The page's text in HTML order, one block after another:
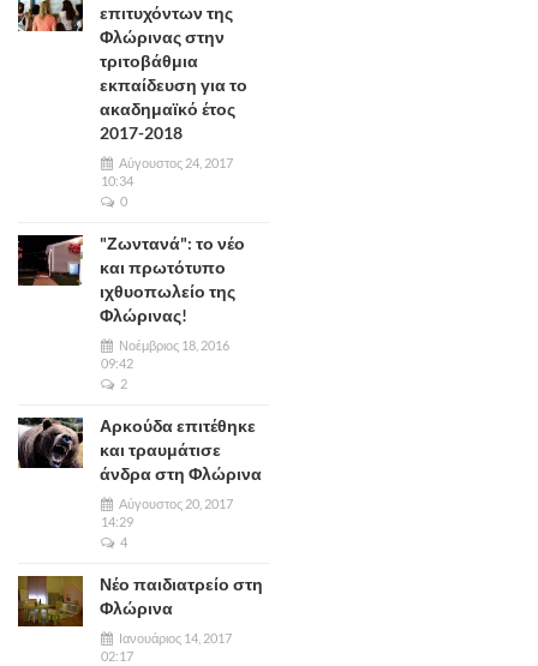
επιτυχόντων της
Φλώρινας στην
τριτοβάθμια
εκπαίδευση για το
ακαδημαϊκό έτος
2017-2018
Αύγουστος 24, 2017
10:34
0
"Ζωντανά": το νέο
και πρωτότυπο
ιχθυοπωλείο της
Φλώρινας!
Νοέμβριος 18, 2016
09:42
2
Αρκούδα επιτέθηκε
και τραυμάτισε
άνδρα στη Φλώρινα
Αύγουστος 20, 2017
14:29
4
Νέο παιδιατρείο στη
Φλώρινα
Ιανουάριος 14, 2017
02:17